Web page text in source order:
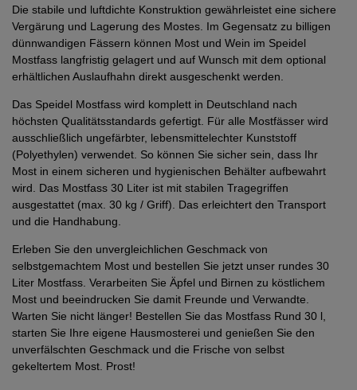
Die stabile und luftdichte Konstruktion gewährleistet eine sichere
Vergärung und Lagerung des Mostes. Im Gegensatz zu billigen
dünnwandigen Fässern können Most und Wein im Speidel
Mostfass langfristig gelagert und auf Wunsch mit dem optional
erhältlichen Auslaufhahn direkt ausgeschenkt werden.
Das Speidel Mostfass wird komplett in Deutschland nach
höchsten Qualitätsstandards gefertigt. Für alle Mostfässer wird
ausschließlich ungefärbter, lebensmittelechter Kunststoff
(Polyethylen) verwendet. So können Sie sicher sein, dass Ihr
Most in einem sicheren und hygienischen Behälter aufbewahrt
wird. Das Mostfass 30 Liter ist mit stabilen Tragegriffen
ausgestattet (max. 30 kg / Griff). Das erleichtert den Transport
und die Handhabung.
Erleben Sie den unvergleichlichen Geschmack von
selbstgemachtem Most und bestellen Sie jetzt unser rundes 30
Liter Mostfass. Verarbeiten Sie Äpfel und Birnen zu köstlichem
Most und beeindrucken Sie damit Freunde und Verwandte.
Warten Sie nicht länger! Bestellen Sie das Mostfass Rund 30 l,
starten Sie Ihre eigene Hausmosterei und genießen Sie den
unverfälschten Geschmack und die Frische von selbst
gekeltertem Most. Prost!